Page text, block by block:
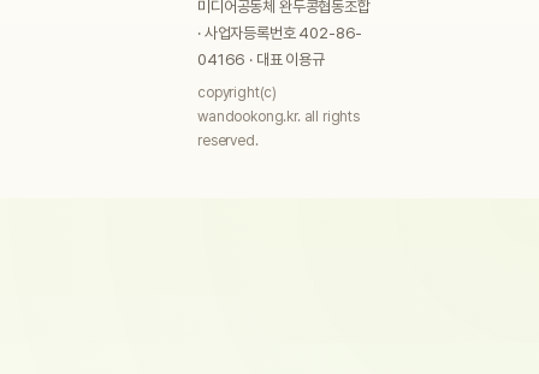
미디어공동체 완두콩협동조합
· 사업자등록번호 402-86-
04166 · 대표 이용규
copyright(c)
wandookong.kr. all rights
reserved.